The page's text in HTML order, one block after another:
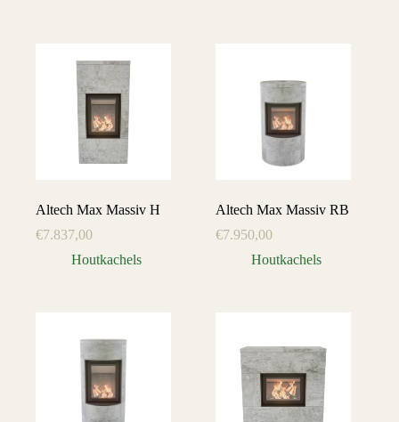
Altech Max Massiv H
€7.837,00
Houtkachels
Altech Max Massiv RB
€7.950,00
Houtkachels